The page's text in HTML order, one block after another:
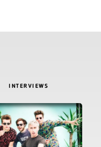
INTERVIEWS